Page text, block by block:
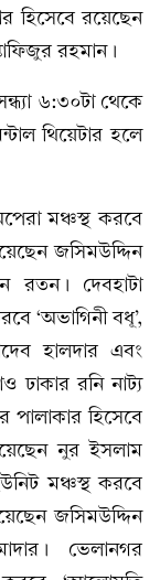
হিসেবে রয়েছেন
রহমান।
৬:৩০টা থেকে
থিয়েটার হলে
মঞ্চস্থ করবে
জসিমউদ্দিন
রতন। দেবহাটা
‘অভাগিনী বধূ’,
হালদার এবং
ঢাকার রনি নাট্য
পালাকার হিসেবে
নুর ইসলাম
মঞ্চস্থ করবে
জসিমউদ্দিন
ভেলানগর